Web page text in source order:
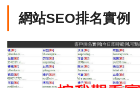
網站SEO排名實例